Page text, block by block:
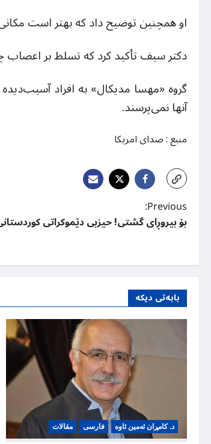
او همچنین توضیح داد که بهتر است
دکتر سیف تأکید کرد که تسلط بر اعصاب
گروه«مهسا مدیکال»به افراد
آنها نمی‌‌پرسند.
منبع : صدای امریکا
P
o
t
n
a
i
Previous:
بۆ بیروڕای گشتی! حیزبی دێموکراتی
بابەتی دیکە
د. کامڕان ئەمین ئاوە فارسی مقالات